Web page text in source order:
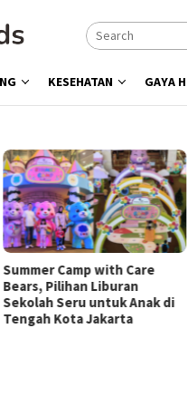
KESEHATAN GAYA
Summer Camp with Care
Bears, Pilihan Liburan
Sekolah Seru untuk Anak di
Tengah Kota Jakarta